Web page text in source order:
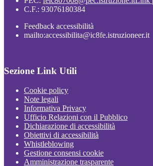
C.F.: 93076180384
Feedback accessibilità
mailto:accessibilita@ic8fe.istruzioneer.it
Sezione Link Utili
Cookie policy
Note legali
Informativa Privacy
Ufficio Relazioni con il Pubblico
Dichiarazione di accessibilità
Obiettivi di accessibilità
Whistleblowing
Gestione consensi cookie
Amministrazione trasparente